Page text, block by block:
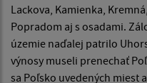
Lackova, Kamienka,
Popradom aj s osadami.
územie naďalej patrilo
výnosy museli prenechať
sa Poľsko uvedených miest